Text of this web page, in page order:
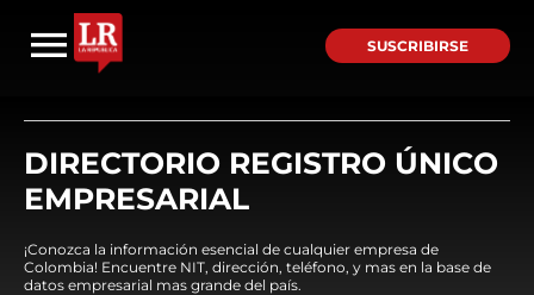
SUSCRIBIRSE
DIRECTORIO REGISTRO ÚNICO
EMPRESARIAL
¡Conozca la información esencial de cualquier empresa de
Colombia! Encuentre NIT, dirección, teléfono, y mas en la base de
datos empresarial mas grande del país.